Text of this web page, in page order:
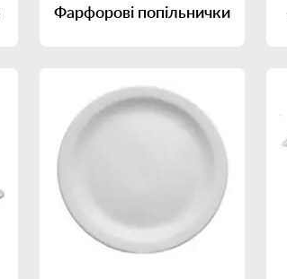
Фарфорові попільнички